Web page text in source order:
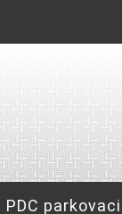
PDC